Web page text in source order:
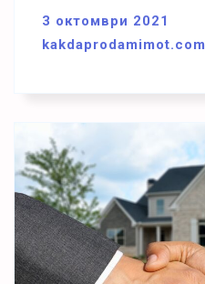
3 октомври 2021
kakdaprodamimot.com